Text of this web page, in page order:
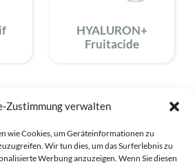
Zustimmung verwalten
wie Cookies, um Geräteinformationen zu
Wir tun dies, um das Surferlebnis zu
Werbung anzuzeigen. Wenn Sie diesen
HYALURON+
Fruitacide